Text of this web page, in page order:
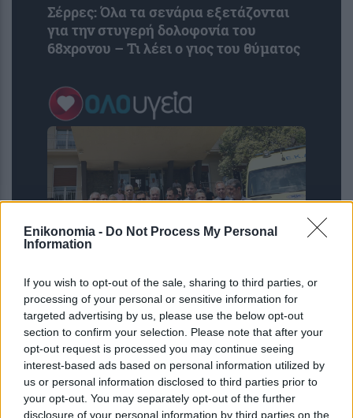
Enikonomia - Do Not Process My Personal
Information
If you wish to opt-out of the sale, sharing to third parties, or
processing of your personal or sensitive information for
targeted advertising by us, please use the below opt-out
section to confirm your selection. Please note that after your
opt-out request is processed you may continue seeing
interest-based ads based on personal information utilized by
us or personal information disclosed to third parties prior to
your opt-out. You may separately opt-out of the further
disclosure of your personal information by third parties on the
Σέρρες: Όλα τα σενάρια εξετάζονται
για την στυγερή δολοφονία του
68χρονου – Τι λέει ο γιος του θύματος
Ενίσχυση του ΕΚΑΒ και αναβάθμιση
των δομών Υγείας σε Λαμία και
Καρδίτσα